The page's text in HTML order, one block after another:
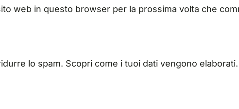
web in questo browser per la prossima volta che
lo spam. Scopri come i tuoi dati vengono elaborati.